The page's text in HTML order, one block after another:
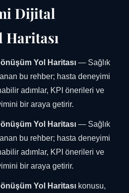
Dijital
Haritası
Yol Haritası — Sağlık
bu rehber; hasta deneyimi
adımlar, KPI önerileri ve
bir araya getirir.
Yol Haritası — Sağlık
bu rehber; hasta deneyimi
adımlar, KPI önerileri ve
bir araya getirir.
Yol Haritası konusu,